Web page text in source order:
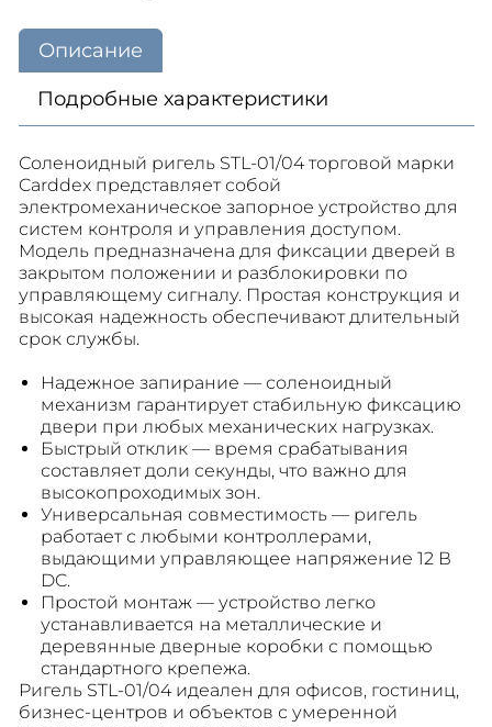
Описание
Подробные характеристики
Соленоидный ригель STL-01/04 торговой марки
Carddex представляет собой
электромеханическое запорное устройство для
систем контроля и управления доступом.
Модель предназначена для фиксации дверей в
закрытом положении и разблокировки по
управляющему сигналу. Простая конструкция и
высокая надежность обеспечивают длительный
срок службы.
Надежное запирание — соленоидный
механизм гарантирует стабильную фиксацию
двери при любых механических нагрузках.
Быстрый отклик — время срабатывания
составляет доли секунды, что важно для
высокопроходимых зон.
Универсальная совместимость — ригель
работает с любыми контроллерами,
выдающими управляющее напряжение 12 В
DC.
Простой монтаж — устройство легко
устанавливается на металлические и
деревянные дверные коробки с помощью
стандартного крепежа.
Ригель STL-01/04 идеален для офисов, гостиниц,
бизнес-центров и объектов с умеренной